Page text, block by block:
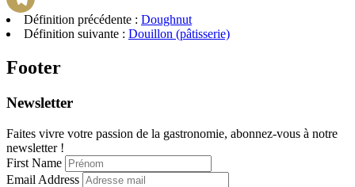
Telegram
Définition précédente : Doughnut
Définition suivante : Douillon (pâtisserie)
Footer
Newsletter
Faites vivre votre passion de la gastronomie, abonnez-vous à notre
newsletter !
First Name
Email Address